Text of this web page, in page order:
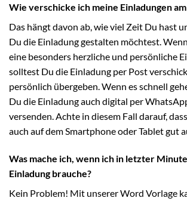
Wie verschicke ich meine Einladungen
Das hängt davon ab, wie viel Zeit Du hast
Du die Einladung gestalten möchtest.
eine besonders herzliche und persönliche
solltest Du die Einladung per Post
persönlich übergeben. Wenn es schnell
Du die Einladung auch digital per
versenden. Achte in diesem Fall darauf,
auch auf dem Smartphone oder Tablet gut
Was mache ich, wenn ich in letzter
Einladung brauche?
Kein Problem! Mit unserer Word Vorlage